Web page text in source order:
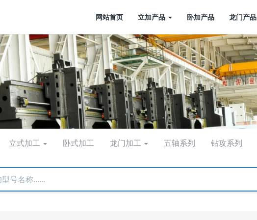
网站首页 立加产品 卧加产品 龙门产品
立式加工 卧式加工 龙门加工 五轴系列 钻攻系列